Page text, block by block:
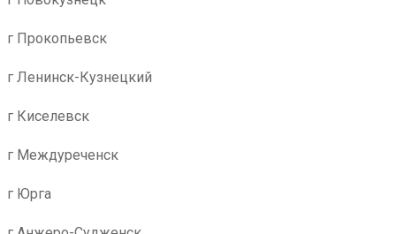
г Прокопьевск
г Ленинск-Кузнецкий
г Киселевск
г Междуреченск
г Юрга